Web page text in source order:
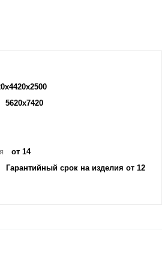
5620х7420
от 14
Гарантийный срок на изделия от 12